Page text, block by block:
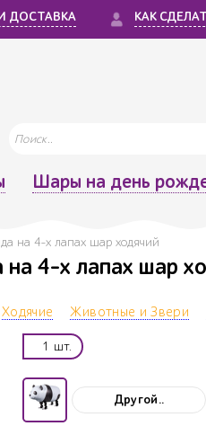
ДОСТАВКА КАК
Шары на день
на 4-х лапах шар ходячий
4-х лапах шар
Ходячие Животные и Звери
1 шт.
Другой..